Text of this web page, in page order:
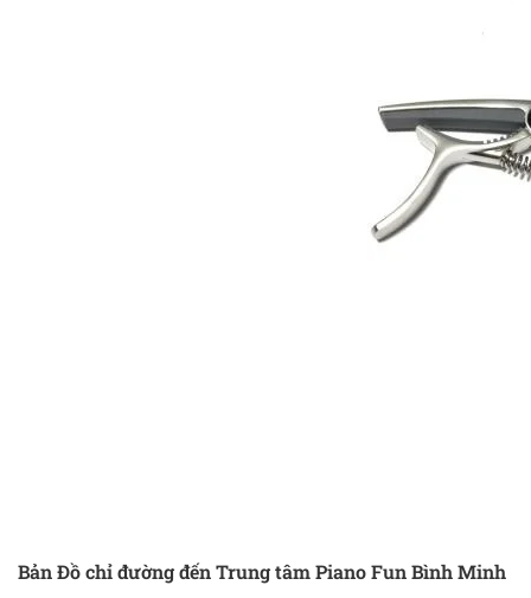
Bản Đồ chỉ đường đến Trung tâm Piano Fun Bình Minh